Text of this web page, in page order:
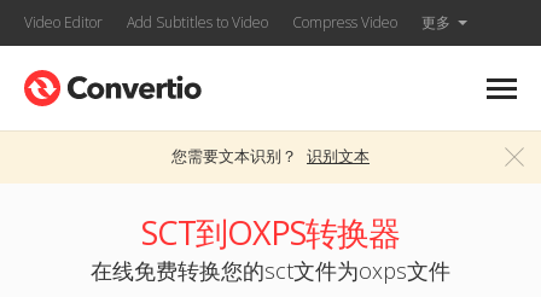
Video Editor Add Subtitles to Video Compress Video 更多
您需要文本识别？ 识别文本
SCT到OXPS转换器
在线免费转换您的sct文件为oxps文件